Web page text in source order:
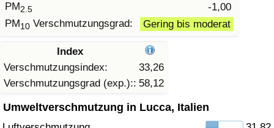
PM2.5
-1,00
PM10 Verschmutzungsgrad: Gering bis moderat
Index
Verschmutzungsindex:
33,26
Verschmutzungsgrad (exp.):: 58,12
Umweltverschmutzung in Lucca, Italien
Lebenshaltungskosten-Index
Lebenshaltungskosten-Index nach Land
in Akaba
Immobilienpreis-Index
Immobilienpreis-Index nach Land
Lebensqualität-Index (aktuell)
Lebensqualitätsindex nach Land
Kriminalität
Kriminalitäts-Index (aktuell)